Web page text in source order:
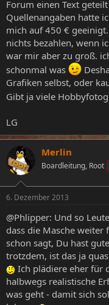
Forum einen Text
Quellenangaben hatte
mich auf 450 €
nichts bezahlen, wenn
war mir aber zu groß.
schonmal was
Grafiken selbst, oder
Gibt ja viele
LG
Merlin
Boardleitung, Root
6. Dezember 2013
@Phlipper: Und so
dass die Masche
schon sagt, Du hast
trotzdem, ist das ja
Ich plädiere eher für
halbwegs realistische
was geht - damit sich